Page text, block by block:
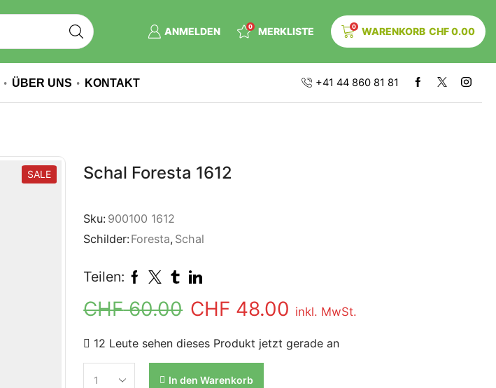
ANMELDEN 0 MERKLISTE 0 WARENKORB CHF0.00
ÜBER UNS KONTAKT +41 44 860 81 81
SALE Schal Foresta 1612
Sku: 900100 1612
Schilder:Foresta, Schal
Teilen:
CHF60.00 CHF 48.00 inkl. MwSt.
12 Leute sehen dieses Produkt jetzt gerade an
In den Warenkorb